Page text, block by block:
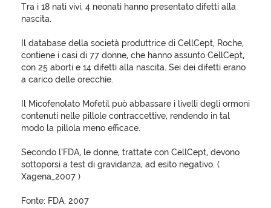
Tra i 18 nati vivi, 4 neonati hanno presentato difetti alla
nascita.
Il database della società produttrice di CellCept, Roche,
contiene i casi di 77 donne, che hanno assunto CellCept,
con 25 aborti e 14 difetti alla nascita. Sei dei difetti erano
a carico delle orecchie.
Il Micofenolato Mofetil può abbassare i livelli degli ormoni
contenuti nelle pillole contraccettive, rendendo in tal
modo la pillola meno efficace.
Secondo l’FDA, le donne, trattate con CellCept, devono
sottoporsi a test di gravidanza, ad esito negativo. (
Xagena_2007 )
Fonte: FDA, 2007